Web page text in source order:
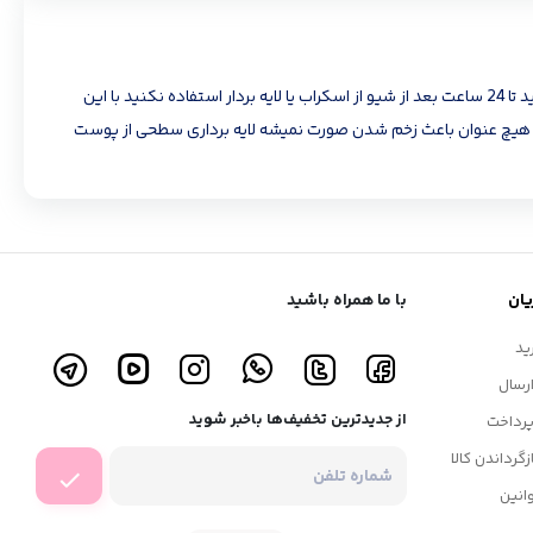
تیغ 2عددی ابرو و صورت نکته: قبل از شیو پوست صورتتون رو از آلودگی ها پاک کنید اگر جوش فعال دارید شیو نکنید بهتره از بالا به پایین صورت رو شیو کنید تا 24 ساعت بعد از شیو از اسکراب یا لایه بردار استفاده نکنید با این
هیچ عنوان باعث زخم شدن صورت نمیشه لایه برداری سطحی از پوست
کالا
با ما همراه باشید
از جدیدترین تخفیف‌ها باخبر شوید